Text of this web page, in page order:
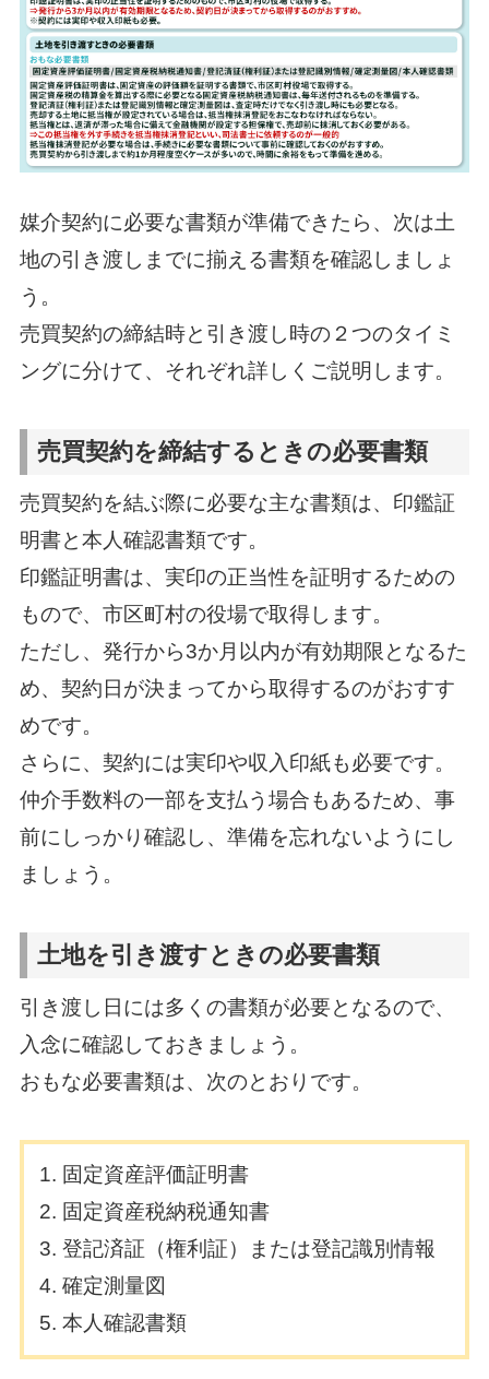
媒介契約に必要な書類が準備できたら、次は土
地の引き渡しまでに揃える書類を確認しましょ
う。
売買契約の締結時と引き渡し時の２つのタイミ
ングに分けて、それぞれ詳しくご説明します。
売買契約を締結するときの必要書類
売買契約を結ぶ際に必要な主な書類は、印鑑証
明書と本人確認書類です。
印鑑証明書は、実印の正当性を証明するための
もので、市区町村の役場で取得します。
ただし、発行から3か月以内が有効期限となるた
め、契約日が決まってから取得するのがおすす
めです。
さらに、契約には実印や収入印紙も必要です。
仲介手数料の一部を支払う場合もあるため、事
前にしっかり確認し、準備を忘れないようにし
ましょう。
土地を引き渡すときの必要書類
引き渡し日には多くの書類が必要となるので、
入念に確認しておきましょう。
おもな必要書類は、次のとおりです。
固定資産評価証明書
固定資産税納税通知書
登記済証（権利証）または登記識別情報
確定測量図
本人確認書類